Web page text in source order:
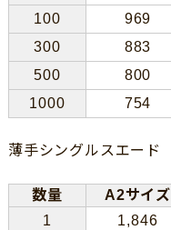
100
969
300
883
500
800
1000
754
薄手シングルスエード
数量 A2サイズ
1
1,846